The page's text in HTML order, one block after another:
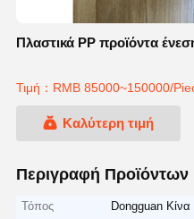
Πλαστικά PP προϊόντα
Τιμή：RMB 85000~150000/
Καλύτερη τιμή
Περιγραφή Προϊόντων
Τόπος
Dongguan Κίνα